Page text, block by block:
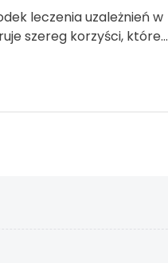
leczenia uzależnień w
szereg korzyści, które…